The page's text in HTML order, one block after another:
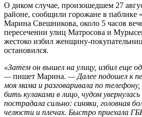
О диком случае, произошедшем 27
районе, сообщили горожане в паблике
Марина Свешникова, около 5 часов
пересечении улиц Матросова и
жестоко избил женщину-
остановился.
«Затем он вышел на улицу, избил еще
—пишет Марина. — Далее подошел к
моя мама и разговаривала по
бить кулаками в лицо, чудом
пострадала сильно: синяки, головная
челюсти и плечах. Быстро приехала